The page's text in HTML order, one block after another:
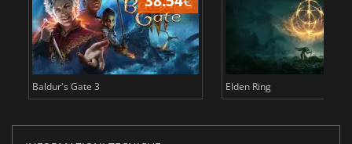
Baldur's Gate 3 Elden Ring